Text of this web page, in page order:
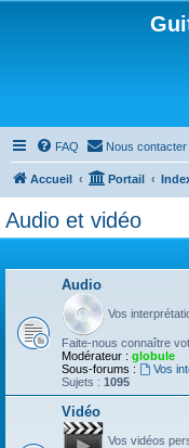
FAQ Nous contacter
Accueil Portail
Audio et vidéo
Audio
Vos
Faite-nous connaître
Modérateur : globule
Sous-forums :
Vos
Sujets : 1095
Vidéo
Vos vidéos